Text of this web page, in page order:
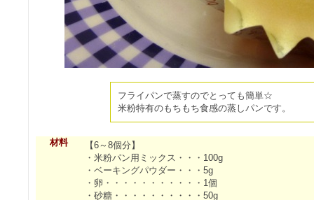
フライパンで蒸すのでとっても簡単☆
米粉特有のもちもち食感の蒸しパンです。
材料
【6～8個分】
・米粉パン用ミックス・・・100g
・ベーキングパウダー・・・5g
・卵・・・・・・・・・・・1個
・砂糖・・・・・・・・・・50g